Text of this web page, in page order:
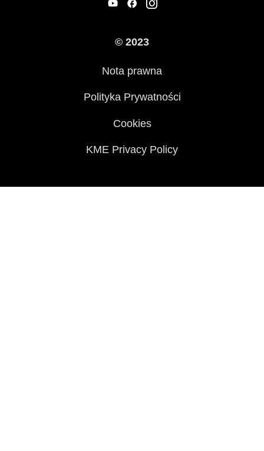
© 2023
Nota prawna
Polityka Prywatności
Cookies
KME Privacy Policy